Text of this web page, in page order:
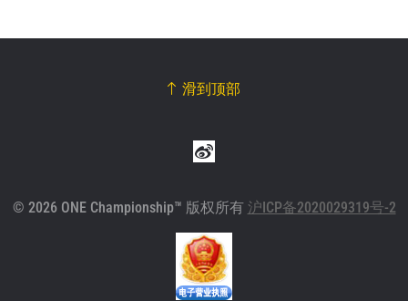
滑到顶部
© 2026 ONE Championship™ 版权所有 沪ICP备2020029319号-2